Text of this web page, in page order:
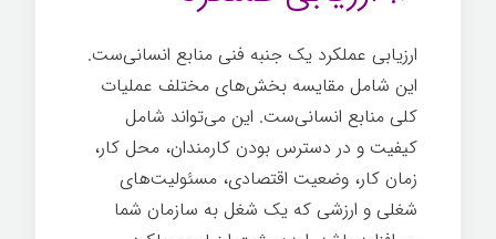
ارزیابی عملکرد یک جنبه فنی منابع انسانی‌ست.
این شامل مقایسه بخش‌های مختلف عملیات
کلی منابع انسانی‌ست. این می‌تواند شامل
کیفیت و در دسترس بودن کارمندان، محل کار،
زمان کار، وضعیت اقتصادی، مسئولیت‌های
شغلی و ارزشی که یک شغل به سازمان شما